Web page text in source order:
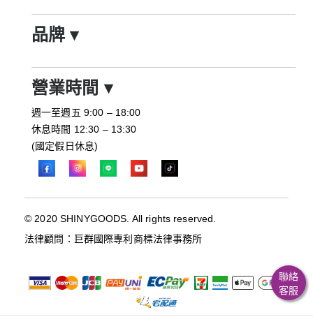
品牌▾
營業時間 ▾
週一至週五 9:00 – 18:00
休息時間 12:30 – 13:30
(國定假日休息)
© 2020 SHINYGOODS. All rights reserved.
法律顧問：巨群國際專利商標法律事務所
聯絡
客服